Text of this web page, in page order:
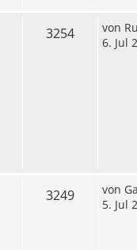
3254 von
6. Jul
3249 von
5. Jul